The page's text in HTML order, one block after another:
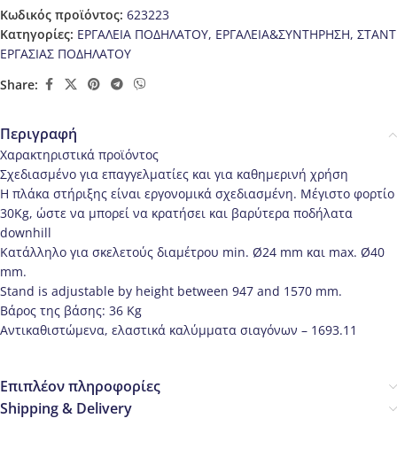
Κωδικός προϊόντος: 623223
Κατηγορίες: ΕΡΓΑΛΕΙΑ ΠΟΔΗΛΑΤΟΥ, ΕΡΓΑΛΕΙΑ&ΣΥΝΤΗΡΗΣΗ, ΣΤΑΝΤ
ΕΡΓΑΣΙΑΣ ΠΟΔΗΛΑΤΟΥ
Share:
Περιγραφή
Χαρακτηριστικά προϊόντος
Σχεδιασμένο για επαγγελματίες και για καθημερινή χρήση
Η πλάκα στήριξης είναι εργονομικά σχεδιασμένη. Μέγιστο φορτίο
30Kg, ώστε να μπορεί να κρατήσει και βαρύτερα ποδήλατα
downhill
Κατάλληλο για σκελετούς διαμέτρου min. Ø24 mm και max. Ø40
mm.
Stand is adjustable by height between 947 and 1570 mm.
Βάρος της βάσης: 36 Kg
Αντικαθιστώμενα, ελαστικά καλύμματα σιαγόνων – 1693.11
Επιπλέον πληροφορίες
Shipping & Delivery